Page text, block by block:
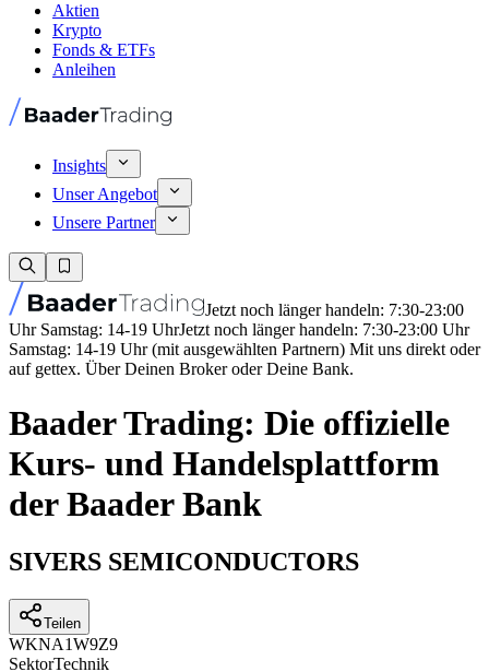
Aktien
Krypto
Fonds & ETFs
Anleihen
Insights
Unser Angebot
Unsere Partner
Jetzt noch länger handeln: 7:30-23:00
Uhr Samstag: 14-19 UhrJetzt noch länger handeln: 7:30-23:00 Uhr
Samstag: 14-19 Uhr (mit ausgewählten Partnern) Mit uns direkt oder
auf gettex. Über Deinen Broker oder Deine Bank.
Baader Trading: Die offizielle
Kurs- und Handelsplattform
der Baader Bank
SIVERS SEMICONDUCTORS
Teilen
WKNA1W9Z9
SektorTechnik